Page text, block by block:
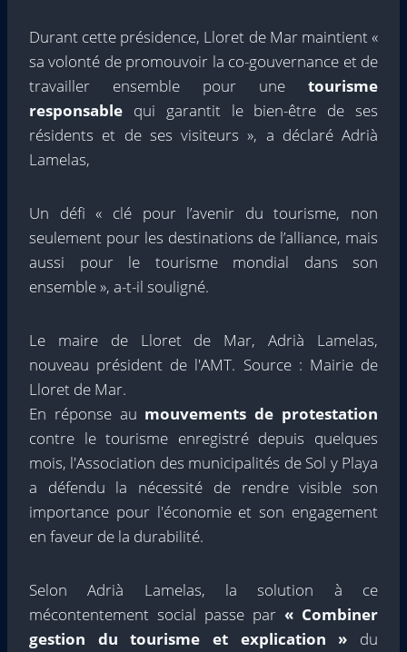
Durant cette présidence, Lloret de Mar maintient «
sa volonté de promouvoir la co-gouvernance et de
travailler ensemble pour une tourisme
responsable qui garantit le bien-être de ses
résidents et de ses visiteurs », a déclaré Adrià
Lamelas,
Un défi « clé pour l’avenir du tourisme, non
seulement pour les destinations de l’alliance, mais
aussi pour le tourisme mondial dans son
ensemble », a-t-il souligné.
Le maire de Lloret de Mar, Adrià Lamelas,
nouveau président de l'AMT. Source : Mairie de
Lloret de Mar.
En réponse au mouvements de protestation
contre le tourisme enregistré depuis quelques
mois, l'Association des municipalités de Sol y Playa
a défendu la nécessité de rendre visible son
importance pour l'économie et son engagement
en faveur de la durabilité.
Selon Adrià Lamelas, la solution à ce
mécontentement social passe par « Combiner
gestion du tourisme et explication » du